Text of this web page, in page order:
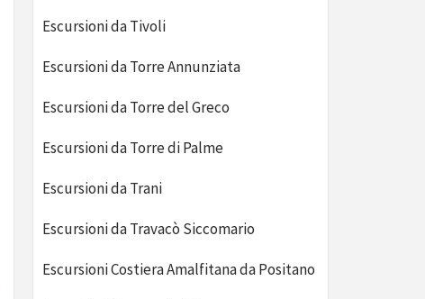
Escursioni da Tivoli
Escursioni da Torre Annunziata
Escursioni da Torre del Greco
Escursioni da Torre di Palme
Escursioni da Trani
Escursioni da Travacò Siccomario
Escursioni Costiera Amalfitana da Positano